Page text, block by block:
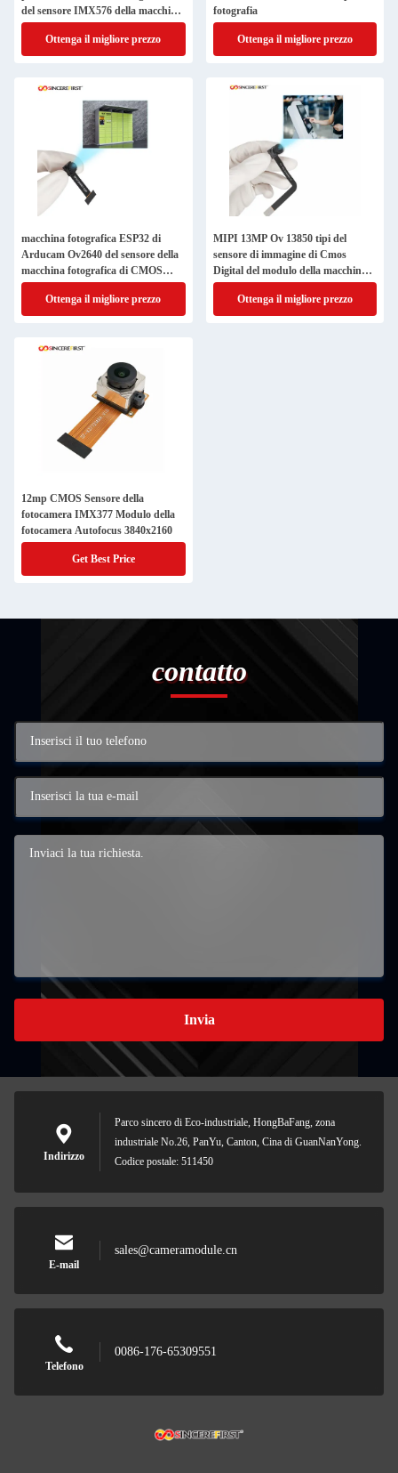
del sensore IMX576 della macchina
fotografica di CMOS
Ottenga il migliore prezzo
fotografia
Ottenga il migliore prezzo
macchina fotografica ESP32 di
Arducam Ov2640 del sensore della
macchina fotografica di CMOS
dell'interfaccia di 2mp DVP
Ottenga il migliore prezzo
MIPI 13MP Ov 13850 tipi del
sensore di immagine di Cmos
Digital del modulo della macchina
fotografica
Ottenga il migliore prezzo
12mp CMOS Sensore della
fotocamera IMX377 Modulo della
fotocamera Autofocus 3840x2160
Get Best Price
contatto
Invia
Indirizzo
Parco sincero di Eco-industriale, HongBaFang, zona
industriale No.26, PanYu, Canton, Cina di GuanNanYong.
Codice postale: 511450
E-mail
sales@cameramodule.cn
Telefono
0086-176-65309551